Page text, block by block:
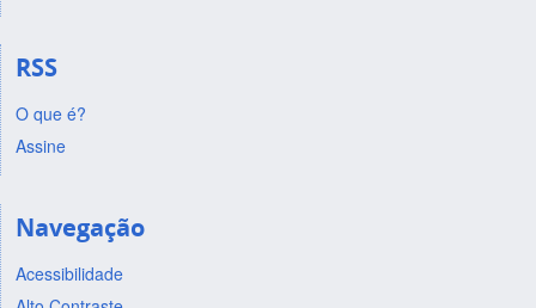
RSS
O que é?
Assine
Navegação
Acessibilidade